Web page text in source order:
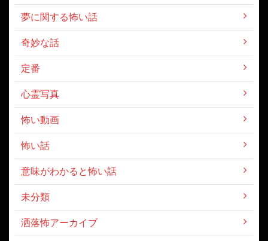
夢に関する怖い話
奇妙な話
定番
心霊写真
怖い動画
怖い話
意味がわかると怖い話
未分類
洒落怖アーカイブ